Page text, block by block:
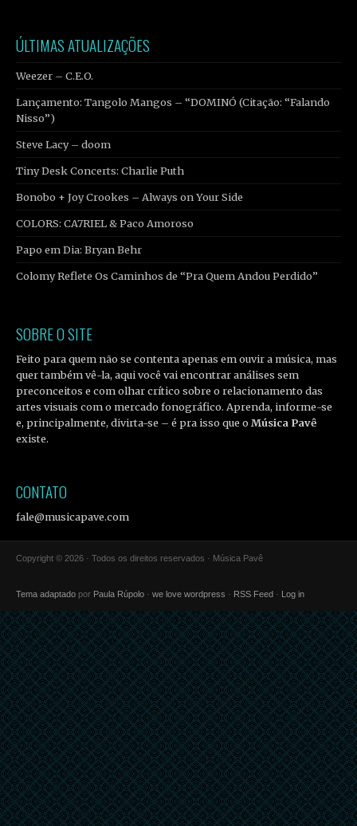
ÚLTIMAS ATUALIZAÇÕES
Weezer – C.E.O.
Lançamento: Tangolo Mangos – “DOMINÓ (Citação: “Falando
Nisso”)
Steve Lacy – doom
Tiny Desk Concerts: Charlie Puth
Bonobo + Joy Crookes – Always on Your Side
COLORS: CA7RIEL & Paco Amoroso
Papo em Dia: Bryan Behr
Colomy Reflete Os Caminhos de “Pra Quem Andou Perdido”
SOBRE O SITE
Feito para quem não se contenta apenas em ouvir a música, mas
quer também vê-la, aqui você vai encontrar análises sem
preconceitos e com olhar crítico sobre o relacionamento das
artes visuais com o mercado fonográfico. Aprenda, informe-se
e, principalmente, divirta-se – é pra isso que oMúsica Pavê
existe.
CONTATO
fale@musicapave.com
Copyright © 2026 · Todos os direitos reservados · Música Pavê
Tema adaptado por Paula Rúpolo · we love wordpress · RSS Feed · Log in